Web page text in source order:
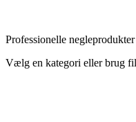
Professionelle
Vælg en kategori eller brug